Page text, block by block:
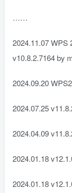
……
2024.11.07 WPS
v10.8.2.7164 by
2024.09.20
2024.07.25
2024.04.09
2024.01.18
2024.01.18